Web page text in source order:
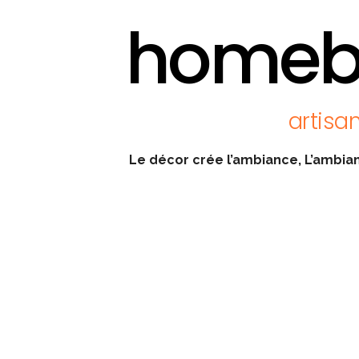
Le décor crée l’ambiance,